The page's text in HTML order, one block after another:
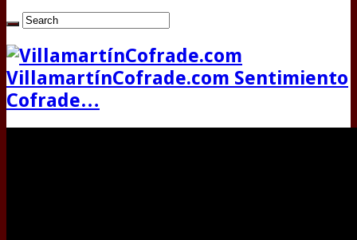
VillamartínCofrade.com Sentimiento
Cofrade…